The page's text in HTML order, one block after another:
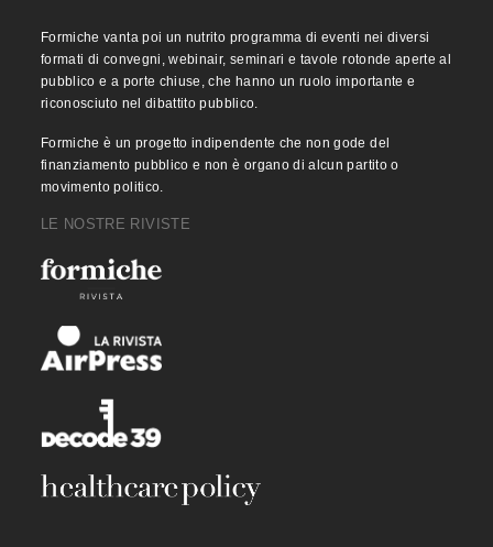
Formiche vanta poi un nutrito programma di eventi nei diversi
formati di convegni, webinair, seminari e tavole rotonde aperte al
pubblico e a porte chiuse, che hanno un ruolo importante e
riconosciuto nel dibattito pubblico.
Formiche è un progetto indipendente che non gode del
finanziamento pubblico e non è organo di alcun partito o
movimento politico.
LE NOSTRE RIVISTE